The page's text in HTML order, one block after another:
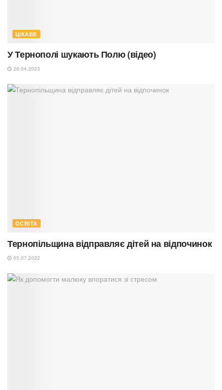
ЦІКАВЕ
У Тернополі шукають Полю (відео)
26.04.2023
ОСВІТА
Тернопільщина відправляє дітей на відпочинок
05.07.2022